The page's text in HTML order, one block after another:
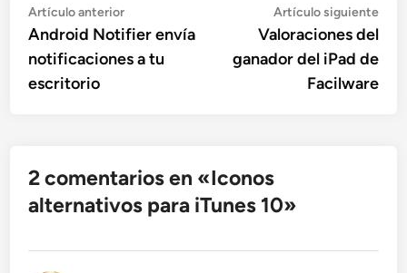
Navegación
de
entradas
Artículo anteriorArtículo
anterior:
Android Notifier envía
notificaciones a tu
escritorio
Artículo siguiente
Valoraciones del
ganador del iPad de
Facilware
2 comentarios en «Iconos
alternativos para iTunes 10»